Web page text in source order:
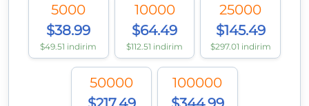
5000
$38.99
$49.51 indirim
10000
$64.49
$112.51 indirim
25000
$145.49
$297.01 indirim
50000
100000